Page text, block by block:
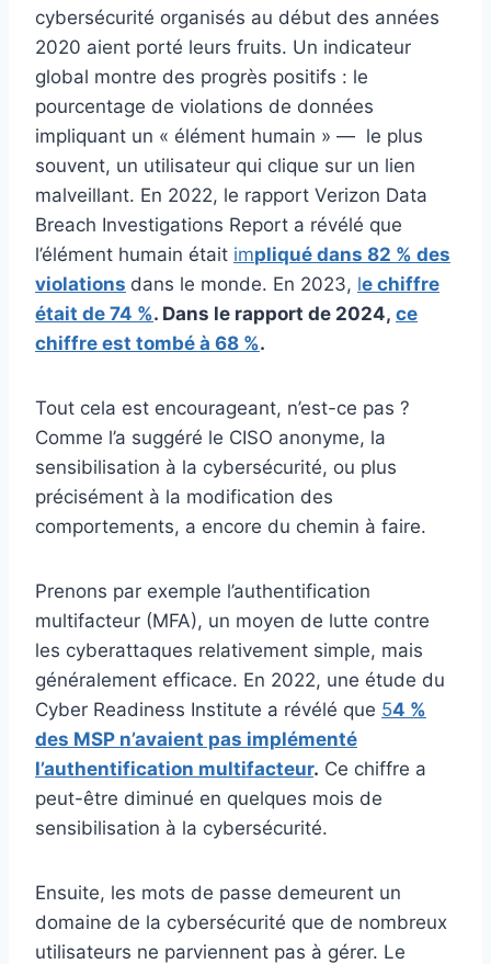
cybersécurité organisés au début des années
2020 aient porté leurs fruits. Un indicateur
global montre des progrès positifs : le
pourcentage de violations de données
impliquant un « élément humain » — le plus
souvent, un utilisateur qui clique sur un lien
malveillant. En 2022, le rapport Verizon Data
Breach Investigations Report a révélé que
l’élément humain était impliqué dans 82 % des
violations dans le monde. En 2023, le chiffre
était de 74 %. Dans le rapport de 2024, ce
chiffre est tombé à 68 %.
Tout cela est encourageant, n’est-ce pas ?
Comme l’a suggéré le CISO anonyme, la
sensibilisation à la cybersécurité, ou plus
précisément à la modification des
comportements, a encore du chemin à faire.
Prenons par exemple l’authentification
multifacteur (MFA), un moyen de lutte contre
les cyberattaques relativement simple, mais
généralement efficace. En 2022, une étude du
Cyber Readiness Institute a révélé que 54 %
des MSP n’avaient pas implémenté
l’authentification multifacteur. Ce chiffre a
peut-être diminué en quelques mois de
sensibilisation à la cybersécurité.
Ensuite, les mots de passe demeurent un
domaine de la cybersécurité que de nombreux
utilisateurs ne parviennent pas à gérer. Le